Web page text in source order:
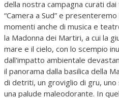
della nostra campagna curati
“Camera a Sud” e
momenti anche di musica e
la Madonna dei Martiri, a cui la
mare e il cielo, con lo scempio
dall'impatto ambientale
il panorama dalla basilica della
di detriti, un groviglio di gru, uno
una palude maleodorante. In